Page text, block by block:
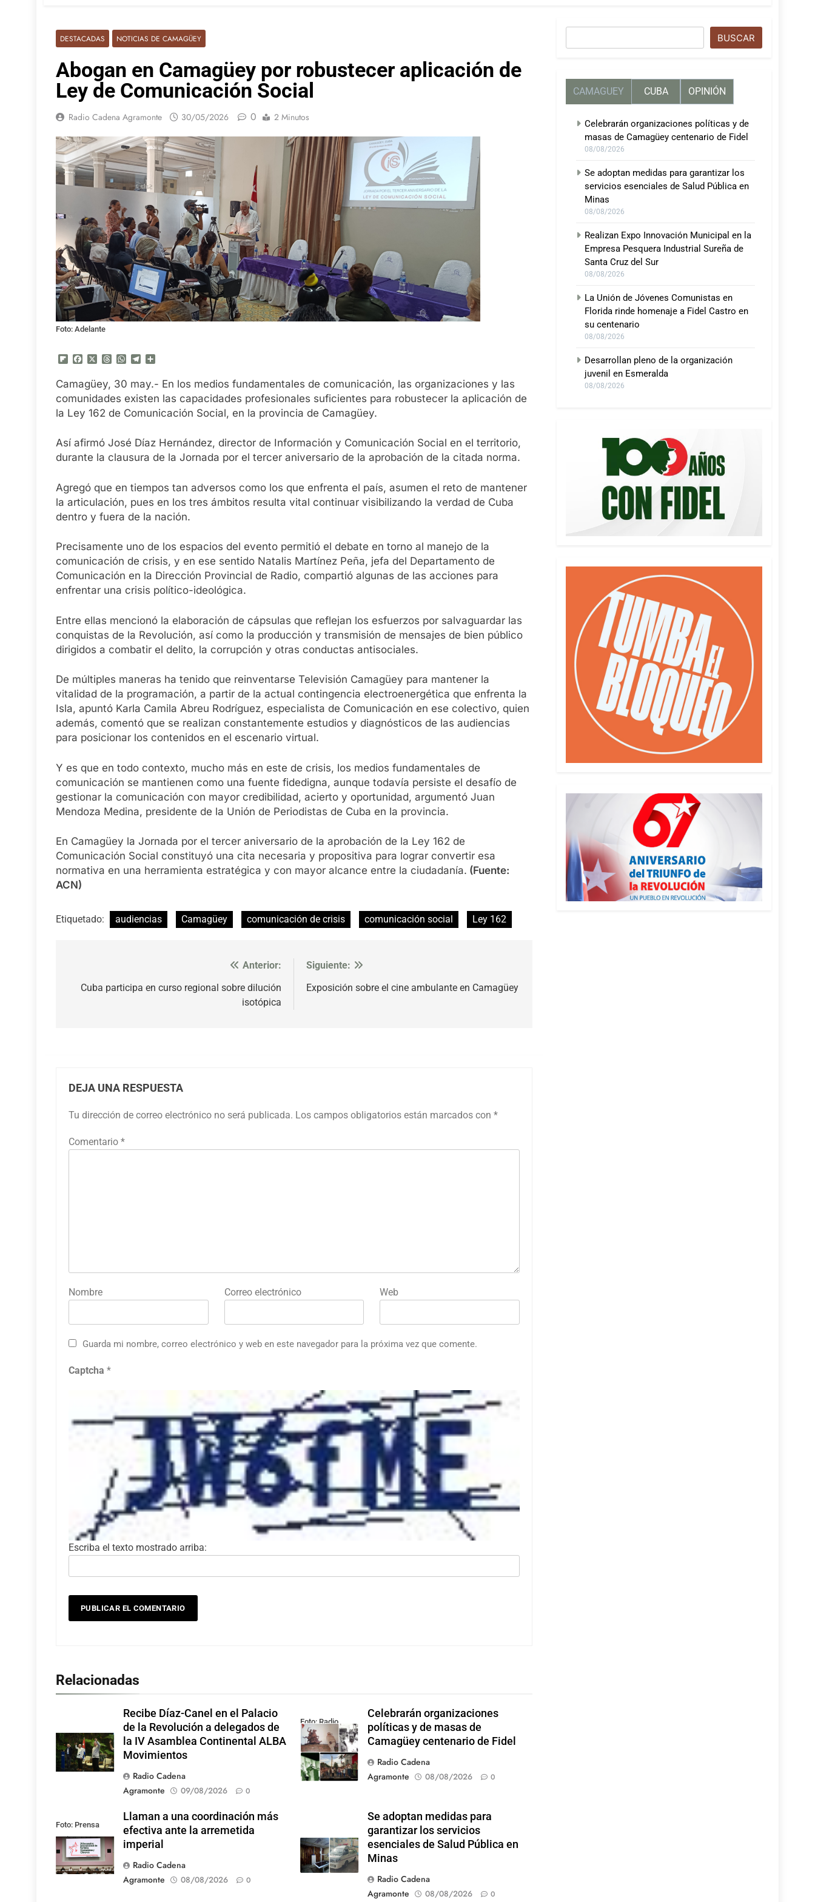
DESTACADAS NOTICIAS DE CAMAGÜEY
Abogan en Camagüey por robustecer aplicación de
Ley de Comunicación Social
Radio Cadena Agramonte 30/05/2026 0 2 Minutos
Foto: Adelante
Flipboard
FacebookThreadsWhatsApp
Telegram
Camagüey, 30 may.- En los medios fundamentales de comunicación, las organizaciones y las
comunidades existen las capacidades profesionales suficientes para robustecer la aplicación de
la Ley 162 de Comunicación Social, en la provincia de Camagüey.
Así afirmó José Díaz Hernández, director de Información y Comunicación Social en el territorio,
durante la clausura de la Jornada por el tercer aniversario de la aprobación de la citada norma.
Agregó que en tiempos tan adversos como los que enfrenta el país, asumen el reto de mantener
la articulación, pues en los tres ámbitos resulta vital continuar visibilizando la verdad de Cuba
dentro y fuera de la nación.
Precisamente uno de los espacios del evento permitió el debate en torno al manejo de la
comunicación de crisis, y en ese sentido Natalis Martínez Peña, jefa del Departamento de
Comunicación en la Dirección Provincial de Radio, compartió algunas de las acciones para
enfrentar una crisis político-ideológica.
Entre ellas mencionó la elaboración de cápsulas que reflejan los esfuerzos por salvaguardar las
conquistas de la Revolución, así como la producción y transmisión de mensajes de bien público
dirigidos a combatir el delito, la corrupción y otras conductas antisociales.
De múltiples maneras ha tenido que reinventarse Televisión Camagüey para mantener la
vitalidad de la programación, a partir de la actual contingencia electroenergética que enfrenta la
Isla, apuntó Karla Camila Abreu Rodríguez, especialista de Comunicación en ese colectivo, quien
además, comentó que se realizan constantemente estudios y diagnósticos de las audiencias
para posicionar los contenidos en el escenario virtual.
Y es que en todo contexto, mucho más en este de crisis, los medios fundamentales de
comunicación se mantienen como una fuente fidedigna, aunque todavía persiste el desafío de
gestionar la comunicación con mayor credibilidad, acierto y oportunidad, argumentó Juan
Mendoza Medina, presidente de la Unión de Periodistas de Cuba en la provincia.
En Camagüey la Jornada por el tercer aniversario de la aprobación de la Ley 162 de
Comunicación Social constituyó una cita necesaria y propositiva para lograr convertir esa
normativa en una herramienta estratégica y con mayor alcance entre la ciudadanía. (Fuente:
ACN)
Etiquetado: audiencias Camagüey comunicación de crisis comunicación social Ley 162
de
Anterior:
Cuba participa en curso regional sobre dilución
isotópica
Siguiente:
Exposición sobre el cine ambulante en Camagüey
DEJA UNA RESPUESTA
Tu dirección de correo electrónico no será publicada. Los campos obligatorios están marcados con *
Comentario *
Nombre Correo electrónico Web
Guarda mi nombre, correo electrónico y web en este navegador para la próxima vez que comente.
Captcha *
Escriba el texto mostrado arriba:
Relacionadas
Recibe Díaz-Canel en el Palacio
de la Revolución a delegados de
la IV Asamblea Continental ALBA
Movimientos
Radio Cadena
Agramonte
09/08/2026 0
Foto: Radio
Rebelde
Celebrarán organizaciones
políticas y de masas de
Camagüey centenario de Fidel
Radio Cadena
Agramonte
08/08/2026 0
Foto: Prensa
Latina
Llaman a una coordinación más
efectiva ante la arremetida
imperial
Radio Cadena
Agramonte
08/08/2026 0
Se adoptan medidas para
garantizar los servicios
esenciales de Salud Pública en
Minas
Radio Cadena
Agramonte
08/08/2026 0
BUSCAR
CAMAGUEY CUBA OPINIÓN
Celebrarán organizaciones políticas y de
masas de Camagüey centenario de Fidel
08/08/2026
Se adoptan medidas para garantizar los
servicios esenciales de Salud Pública en
Minas
08/08/2026
Realizan Expo Innovación Municipal en la
Empresa Pesquera Industrial Sureña de
Santa Cruz del Sur
08/08/2026
La Unión de Jóvenes Comunistas en
Florida rinde homenaje a Fidel Castro en
su centenario
08/08/2026
Desarrollan pleno de la organización
juvenil en Esmeralda
08/08/2026